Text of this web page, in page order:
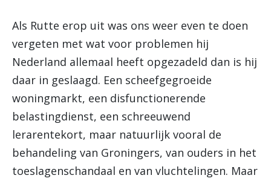
Als Rutte erop uit was ons weer even te doen
vergeten met wat voor problemen hij
Nederland allemaal heeft opgezadeld dan is hij
daar in geslaagd. Een scheefgegroeide
woningmarkt, een disfunctionerende
belastingdienst, een schreeuwend
lerarentekort, maar natuurlijk vooral de
behandeling van Groningers, van ouders in het
toeslagenschandaal en van vluchtelingen. Maar